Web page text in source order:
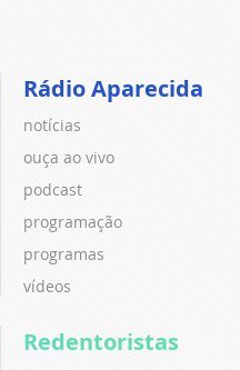
Rádio Aparecida
notícias
ouça ao vivo
podcast
programação
programas
vídeos
Redentoristas